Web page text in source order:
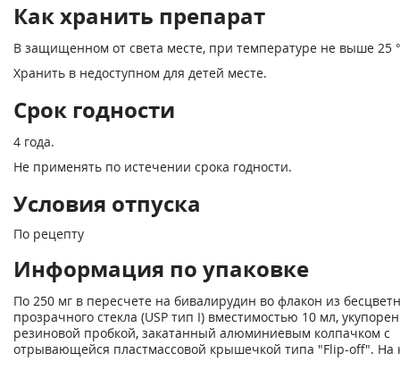
Как хранить препарат
В защищенном от света месте, при температуре не выше 25
Хранить в недоступном для детей месте.
Срок годности
4 года.
Не применять по истечении срока годности.
Условия отпуска
По рецепту
Информация по упаковке
По 250 мг в пересчете на бивалирудин во флакон из
прозрачного стекла (USP тип I) вместимостью 10 мл,
резиновой пробкой, закатанный алюминиевым колпачком с
отрывающейся пластмассовой крышечкой типа "Flip-off". На